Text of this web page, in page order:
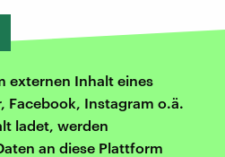
externen Inhalt eines
Facebook, Instagram o.ä.
ladet, werden
an diese Plattform